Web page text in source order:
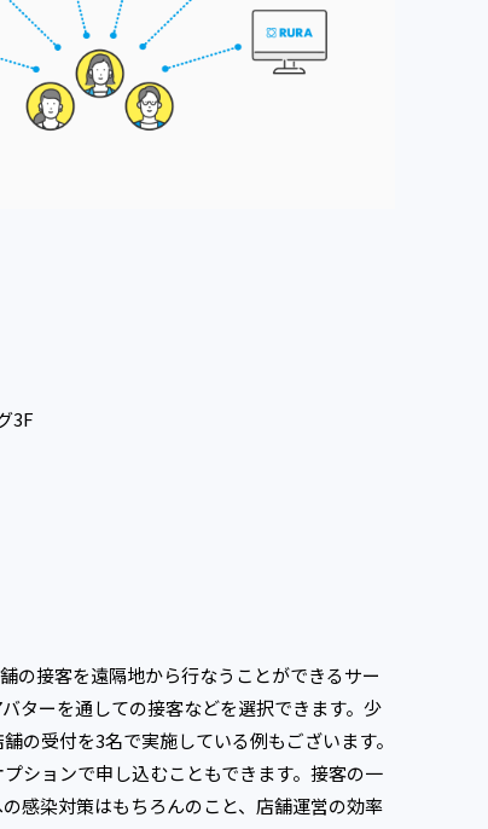
3F
の接客を遠隔地から行なうことができるサー
ターを通しての接客などを選択できます。少
の受付を3名で実施している例もございます。
ションで申し込むこともできます。接客の一
感染対策はもちろんのこと、店舗運営の効率